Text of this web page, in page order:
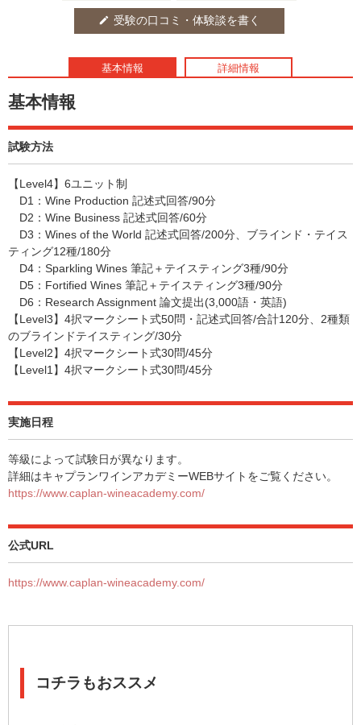
edit 受験の口コミ・体験談を書く
基本情報 詳細情報
基本情報
試験方法
【Level4】6ユニット制
D1：Wine Production 記述式回答/90分
D2：Wine Business 記述式回答/60分
D3：Wines of the World 記述式回答/200分、ブラインド・テイス
ティング12種/180分
D4：Sparkling Wines 筆記＋テイスティング3種/90分
D5：Fortified Wines 筆記＋テイスティング3種/90分
D6：Research Assignment 論文提出(3,000語・英語)
【Level3】4択マークシート式50問・記述式回答/合計120分、2種類
のブラインドテイスティング/30分
【Level2】4択マークシート式30問/45分
【Level1】4択マークシート式30問/45分
実施日程
等級によって試験日が異なります。
詳細はキャプランワインアカデミーWEBサイトをご覧ください。
https://www.caplan-wineacademy.com/
公式URL
https://www.caplan-wineacademy.com/
コチラもおススメ